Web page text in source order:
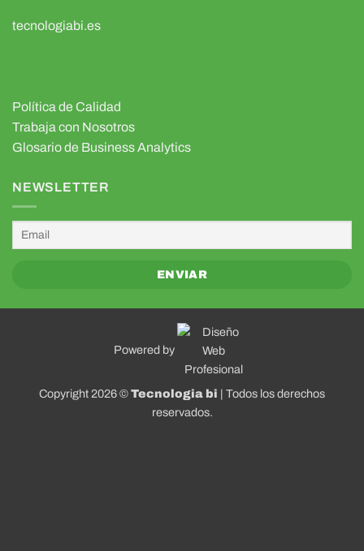
tecnologiabi.es
Política de Calidad
Trabaja con Nosotros
Glosario de Business Analytics
NEWSLETTER
Powered by
Copyright 2026 ©Tecnologia bi | Todos los derechos
reservados.